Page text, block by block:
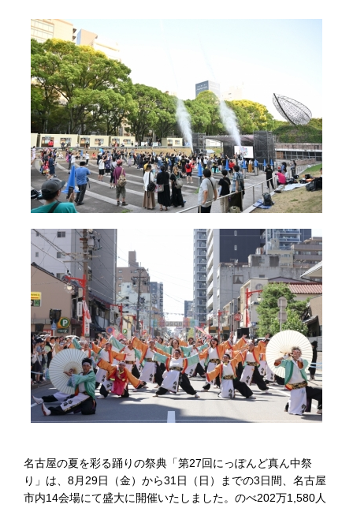
名古屋の夏を彩る踊りの祭典「第27回にっぽんど真ん中祭
り」は、8月29日（金）から31日（日）までの3日間、名古屋
市内14会場にて盛大に開催いたしました。のべ202万1,580人